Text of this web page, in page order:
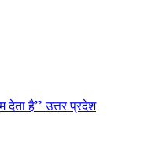
है” उत्तर प्रदेश